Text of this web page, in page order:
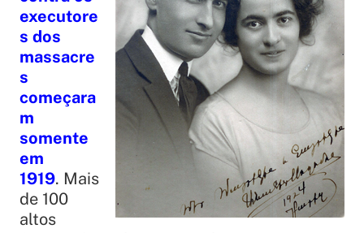
executore
s dos
massacre
s
começara
m
somente
em
1919. Mais
de 100
altos